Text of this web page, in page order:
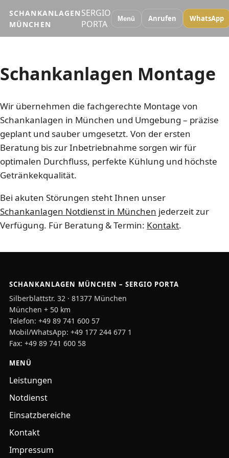
SCHANKANLAGEN
MÜNCHEN
SERGIO
PORTA
Menü Anrufen WhatsApp
Schankanlagen Montage
Wir übernehmen die fachgerechte Montage von
Schankanlagen in München und Umgebung – präzise
geplant und sauber umgesetzt. Von der ersten
Beratung bis zur Inbetriebnahme sorgen wir für
optimalen Durchfluss, perfekte Kühlung und höchste
Getränkekqualität.
Bei akuten Störungen steht Ihnen unser
Schankanlagen Notdienst in München jederzeit zur
Verfügung. Für Beratung & Termin: Kontakt.
SCHANKANLAGEN MÜNCHEN – SERGIO PORTA
Silberblattstr. 32 · 81377 München
München + 50 km
Telefon: +49 89 741 600 57
Mobil/WhatsApp: +49 177 244 677 1
Fax: +49 89 741 600 58
MENÜ
Leistungen
Notdienst
Einsatzbereiche
Kontakt
Impressum